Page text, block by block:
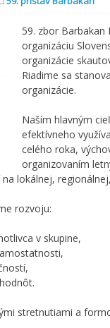
59. zbor
organizáciu
organizácie
Riadime sa
organizácie.
Naším hlavným
efektívneho
celého roka,
organizovaním
lokálnej,
rozvoju:
v skupine,
stretnutiami a